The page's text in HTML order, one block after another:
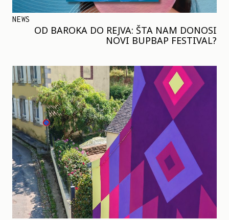
NEWS
OD BAROKA DO REJVA: ŠTA NAM DONOSI
NOVI BUPBAP FESTIVAL?